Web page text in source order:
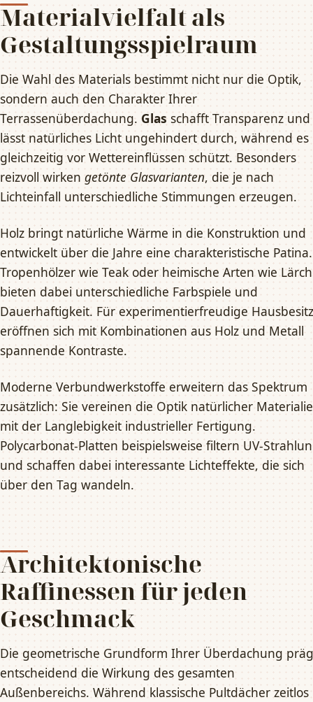
Materialvielfalt als
Gestaltungsspielraum
Die Wahl des Materials bestimmt nicht nur die Optik,
sondern auch den Charakter Ihrer
Terrassenüberdachung. Glas schafft Transparenz und
lässt natürliches Licht ungehindert durch, während es
gleichzeitig vor Wettereinflüssen schützt. Besonders
reizvoll wirken getönte Glasvarianten, die je nach
Lichteinfall unterschiedliche Stimmungen erzeugen.
Holz bringt natürliche Wärme in die Konstruktion und
entwickelt über die Jahre eine charakteristische Patina.
Tropenhölzer wie Teak oder heimische Arten wie
bieten dabei unterschiedliche Farbspiele und
Dauerhaftigkeit. Für experimentierfreudige
eröffnen sich mit Kombinationen aus Holz und Metall
spannende Kontraste.
Moderne Verbundwerkstoffe erweitern das Spektrum
zusätzlich: Sie vereinen die Optik natürlicher
mit der Langlebigkeit industrieller Fertigung.
Polycarbonat-Platten beispielsweise filtern UV-
und schaffen dabei interessante Lichteffekte, die sich
über den Tag wandeln.
Architektonische
Raffinessen für jeden
Geschmack
Die geometrische Grundform Ihrer Überdachung
entscheidend die Wirkung des gesamten
Außenbereichs. Während klassische Pultdächer zeitlos